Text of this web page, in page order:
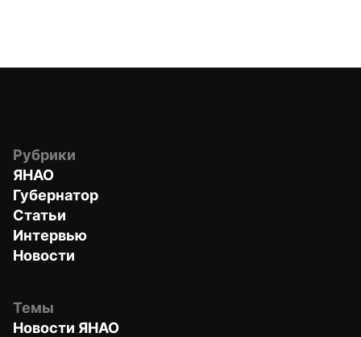
Рубрики
ЯНАО
Губернатор
Статьи
Интервью
Новости
Темы
Новости ЯНАО